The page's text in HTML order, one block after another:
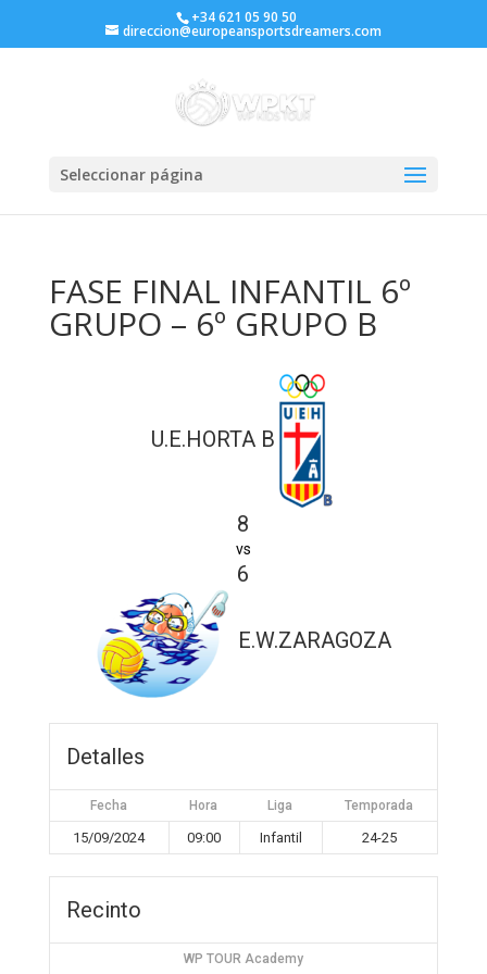
+34 621 05 90 50
direccion@europeansportsdreamers.com
Seleccionar página
FASE FINAL INFANTIL 6º
GRUPO – 6º GRUPO B
U.E.HORTA B
8
vs
6
E.W.ZARAGOZA
Detalles
Fecha Hora Liga Temporada
15/09/2024 09:00 Infantil 24-25
Recinto
WP TOUR Academy